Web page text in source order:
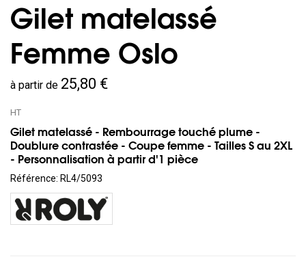
Gilet matelassé
Femme Oslo
à partir de 25,80 €
HT
Gilet matelassé - Rembourrage touché plume -
Doublure contrastée - Coupe femme - Tailles S au 2XL
- Personnalisation à partir d'1 pièce
Référence: RL4/5093